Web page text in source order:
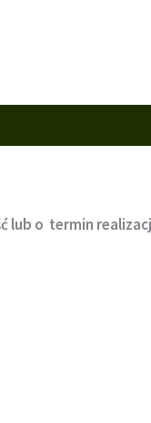
lub o termin